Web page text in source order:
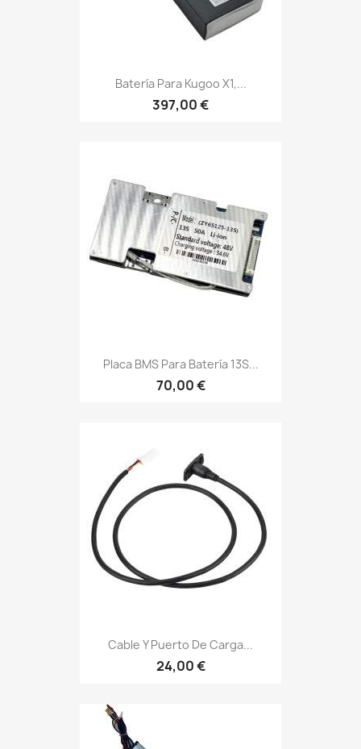
Batería Para Kugoo X1,...
397,00 €
Placa BMS Para Batería 13S...
70,00 €
Cable Y Puerto De Carga...
24,00 €